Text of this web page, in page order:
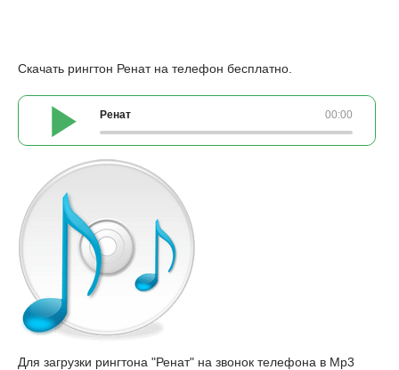
Скачать рингтон Ренат на телефон бесплатно.
00:00
Ренат
Для загрузки рингтона "Ренат" на звонок телефона в Mp3